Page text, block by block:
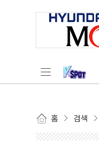
홈 검색